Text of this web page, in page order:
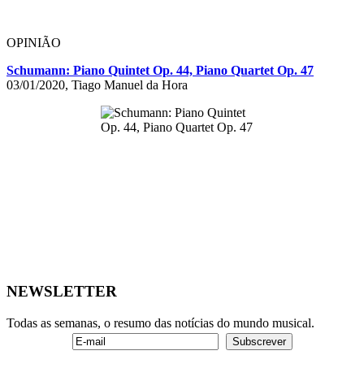
OPINIÃO
Schumann: Piano Quintet Op. 44, Piano Quartet Op. 47
03/01/2020, Tiago Manuel da Hora
NEWSLETTER
Todas as semanas, o resumo das notícias do mundo musical.